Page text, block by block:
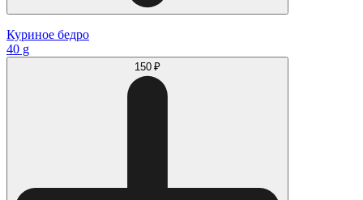
Куриное бедро
40 g
150 ₽